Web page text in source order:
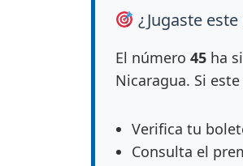
¿Jugaste
El número 45 ha
Nicaragua. Si
Verifica tu
Consulta el